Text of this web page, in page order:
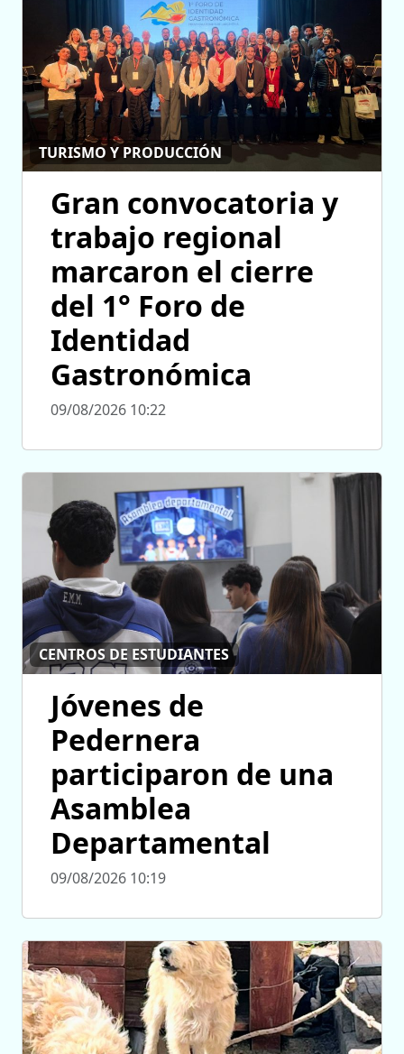
TURISMO Y PRODUCCIÓN
Gran convocatoria y
trabajo regional
marcaron el cierre
del 1° Foro de
Identidad
Gastronómica
09/08/2026 10:22
CENTROS DE ESTUDIANTES
Jóvenes de
Pedernera
participaron de una
Asamblea
Departamental
09/08/2026 10:19